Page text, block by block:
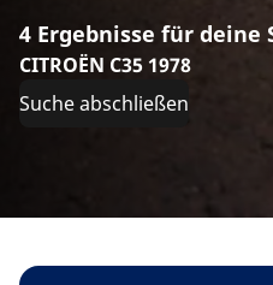
4 Ergebnisse für deine
CITROËN C35 1978
Suche abschließen